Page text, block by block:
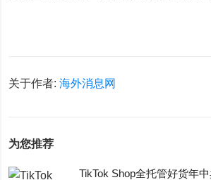
关于作者:海外消息网
为您推荐
TikTok Shop全托管好货年